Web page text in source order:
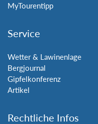
MyTourentipp
Service
Wetter & Lawinenlage
Bergjournal
Gipfelkonferenz
Artikel
Rechtliche Infos